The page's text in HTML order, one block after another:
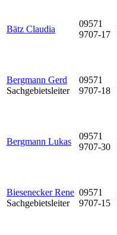
Bätz Claudia
09571
9707-17
Bergmann Gerd
Sachgebietsleiter
09571
9707-18
Bergmann Lukas
09571
9707-30
Biesenecker Rene
Sachgebietsleiter
09571
9707-15